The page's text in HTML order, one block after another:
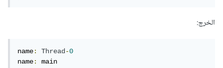
الخرج:
name: Thread-0
name: main